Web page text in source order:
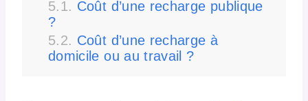
Coût d’une recharge publique
?
Coût d’une recharge à
domicile ou au travail ?